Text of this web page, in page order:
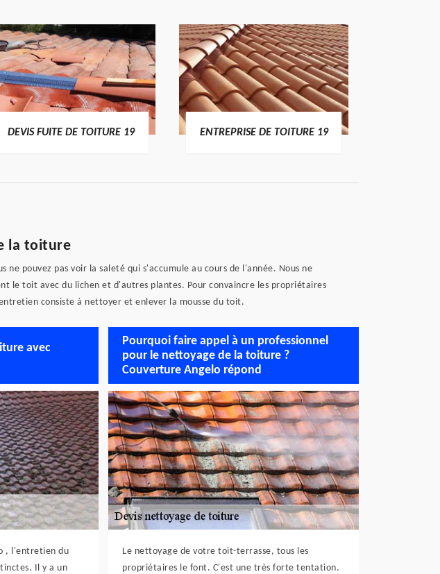
DEVIS FUITE DE TOITURE 19 ENTREPRISE DE TOITURE 19
la toiture
pouvez pas voir la saleté qui s'accumule au cours de l'année. Nous ne
le toit avec du lichen et d'autres plantes. Pour convaincre les propriétaires
consiste à nettoyer et enlever la mousse du toit.
avec
, l'entretien du
Il y a un
Pourquoi faire appel à un professionnel
pour le nettoyage de la toiture ?
Couverture Angelo répond
Le nettoyage de votre toit-terrasse, tous les
propriétaires le font. C'est une très forte tentation.